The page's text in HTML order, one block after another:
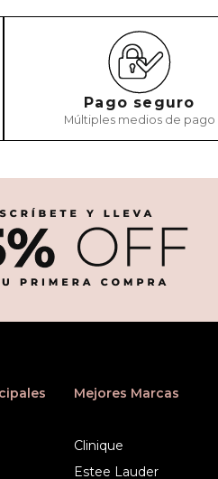
Pago seguro
Múltiples medios de pago
Mejores Marcas
Clinique
Estee Lauder